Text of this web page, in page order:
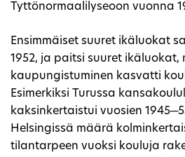
Tyttönormaalilyseoon vuonna
Ensimmäiset suuret ikäluokat
1952, ja paitsi suuret ikäluokat,
kaupungistuminen kasvatti
Esimerkiksi Turussa
kaksinkertaistui vuosien
Helsingissä määrä
tilantarpeen vuoksi kouluja